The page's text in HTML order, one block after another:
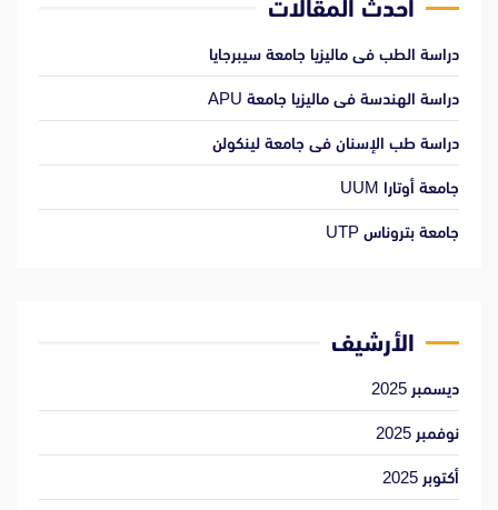
أحدث المقالات
دراسة الطب فى ماليزيا جامعة سيبرجايا
دراسة الهندسة فى ماليزيا جامعة APU
دراسة طب الإسنان فى جامعة لينكولن
جامعة أوتارا UUM
جامعة بتروناس UTP
الأرشيف
ديسمبر 2025
نوفمبر 2025
أكتوبر 2025